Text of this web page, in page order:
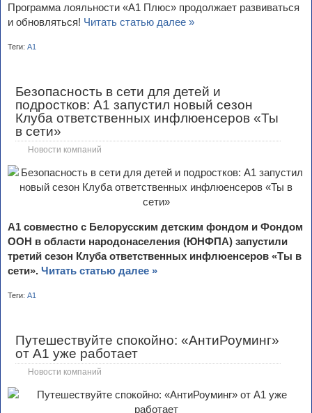
Программа лояльности «A1 Плюс» продолжает развиваться
и обновляться! Читать статью далее »
Теги: А1
Безопасность в сети для детей и
подростков: А1 запустил новый сезон
Клуба ответственных инфлюенсеров «Ты
в сети»
Новости компаний
А1 совместно с Белорусским детским фондом и Фондом
ООН в области народонаселения (ЮНФПА) запустили
третий сезон Клуба ответственных инфлюенсеров «Ты в
сети». Читать статью далее »
Теги: А1
Путешествуйте спокойно: «АнтиРоуминг»
от A1 уже работает
Новости компаний